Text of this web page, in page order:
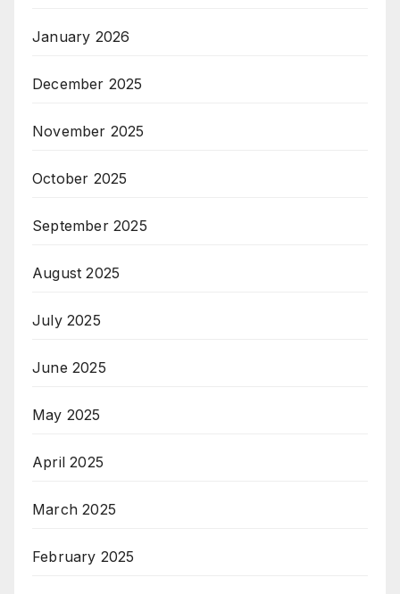
January 2026
December 2025
November 2025
October 2025
September 2025
August 2025
July 2025
June 2025
May 2025
April 2025
March 2025
February 2025